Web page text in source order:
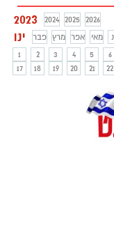
היום בו אביו נפטר,
בירושה ללא שביקש
הנוכחי בעם. ראיון
2023 2024 2025 2026
ינו פבר מרץ אפר מאי
1
2 3 4 5 6
17
18 19 20 21 22